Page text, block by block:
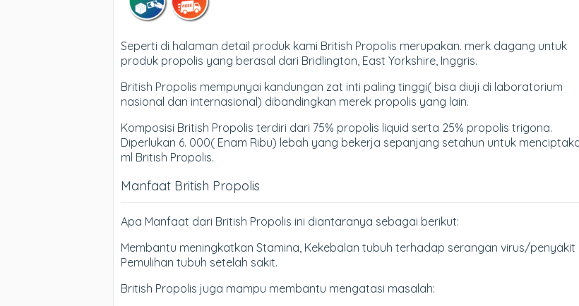
Seperti di halaman detail produk kami British Propolis merupakan. merk dagang untuk
produk propolis yang berasal dari Bridlington, East Yorkshire, Inggris.
British Propolis mempunyai kandungan zat inti paling tinggi( bisa diuji di laboratorium
nasional dan internasional) dibandingkan merek propolis yang lain.
Komposisi British Propolis terdiri dari 75% propolis liquid serta 25% propolis trigona.
Diperlukan 6. 000( Enam Ribu) lebah yang bekerja sepanjang setahun untuk
ml British Propolis.
Manfaat British Propolis
Apa Manfaat dari British Propolis ini diantaranya sebagai berikut:
Membantu meningkatkan Stamina, Kekebalan tubuh terhadap serangan virus/penyakit
Pemulihan tubuh setelah sakit.
British Propolis juga mampu membantu mengatasi masalah: